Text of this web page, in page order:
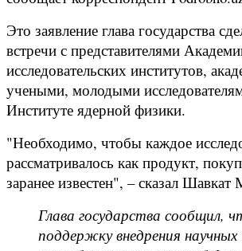
Это заявление глава государства
встречи с представителями
исследовательских институтов,
учеными, молодыми
Институте ядерной физики.
"Необходимо, чтобы каждое
рассматривалось как продукт,
заранее известен", – сказал Шавкат
Глава государства сообщил,
поддержку внедрения научных